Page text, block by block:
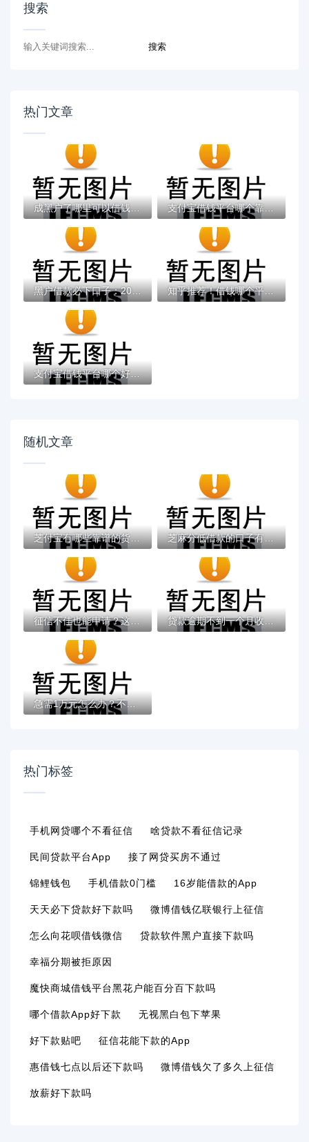
搜索
热门文章
成黑户了哪里可以借钱急用啊，2025五大专属... 支付宝借钱平台哪个靠谱？实测这5款低息灵活...
黑户借款必下口子：2025推荐5个通过率100%的... 知乎推荐！借钱哪个平台靠谱？这5个低息正规...
支付宝借钱平台哪个好？实测推荐这3个靠谱低...
随机文章
芝付宝有哪些靠谱的货款口子？一文说透申请... 芝麻分低借款的口子有哪些？低分秒过平台实...
征信不佳也能申请？这些贷款类型下款更容易 贷款逾期不到一个月收到律师函？别慌！这几...
急需1万元怎么办？不看征信黑户秒过的网贷试...
热门标签
手机网贷哪个不看征信 啥贷款不看征信记录
民间贷款平台app 接了网贷买房不通过
锦鲤钱包 手机借款0门槛 16岁能借款的app
天天必下贷款好下款吗 微博借钱亿联银行上征信
怎么向花呗借钱微信 贷款软件黑户直接下款吗
幸福分期被拒原因
魔快商城借钱平台黑花户能百分百下款吗
哪个借款app好下款 无视黑白包下苹果
好下款贴吧 征信花能下款的app
惠借钱七点以后还下款吗 微博借钱欠了多久上征信
放薪好下款吗